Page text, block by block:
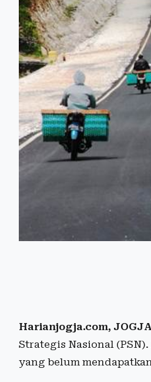
Harianjogja.com,
Strategis Nasional
yang belum